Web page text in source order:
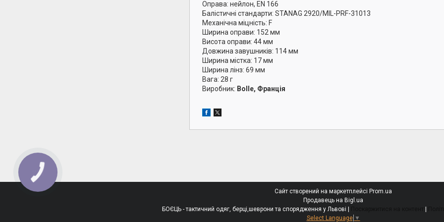
Оправа: нейлон, EN 166
Балістичні стандарти: STANAG 2920/MIL-PRF-31013
Механічна міцність: F
Ширина оправи: 152 мм
Висота оправи: 44 мм
Довжина завушників: 114 мм
Ширина містка: 17 мм
Ширина лінз: 69 мм
Вага: 28 г
Виробник: Bolle, Франція
Сайт створений на маркетплейсі Prom.ua
Продавець на Bigl.ua
БОЄЦЬ - тактичний одяг, берці,шеврони та спорядження у Львові |
|
Select Language ▼
КНОПКА
ЗВ'ЯЗКУ